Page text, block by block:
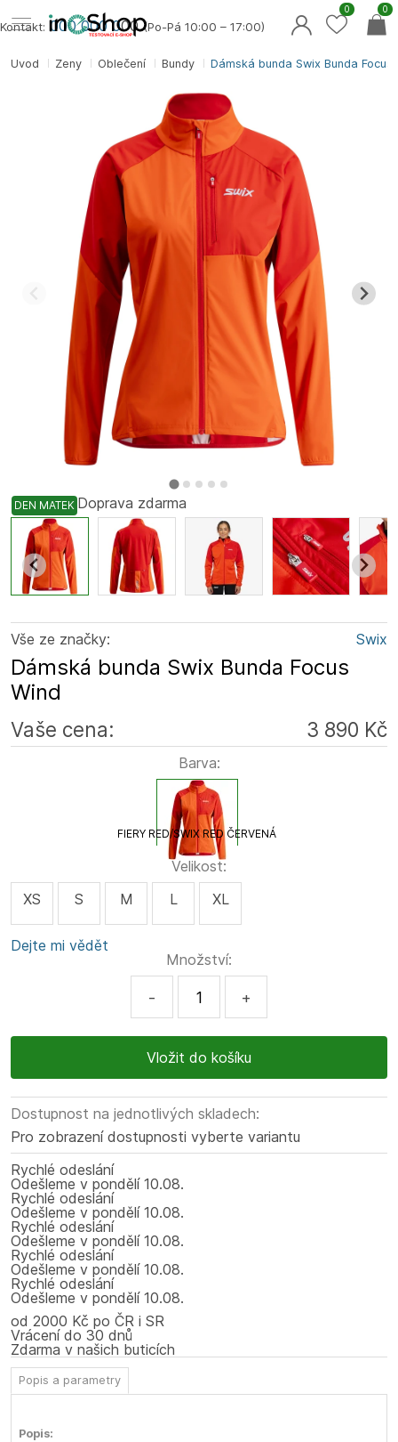
Úvod Ženy Oblečení Bundy Dámská bunda Swix Bunda Focus
DEN MATEK
Vše ze značky: Swix
Dámská bunda Swix Bunda Focus
Wind
Vaše cena: 3 890 Kč
Barva:
FIERY RED/SWIX RED ČERVENÁ
Velikost:
XS
S M L XL
Dejte mi vědět
Množství:
- +
Dostupnost na jednotlivých skladech:
Pro zobrazení dostupnosti vyberte variantu
Rychlé odeslání
Odešleme v pondělí10.08.
Rychlé odeslání
Odešleme v pondělí10.08.
Rychlé odeslání
Odešleme v pondělí10.08.
Rychlé odeslání
Odešleme v pondělí10.08.
Rychlé odeslání
Odešleme v pondělí10.08.
Doprava zdarma
od 2000 Kč po ČR i SR
Vrácení do 30 dnů
Zdarma v našich buticích
Popis a parametry
Popis:
Kontakt: 000 000 000(Po-Pá 10:00 – 17:00)
0
0